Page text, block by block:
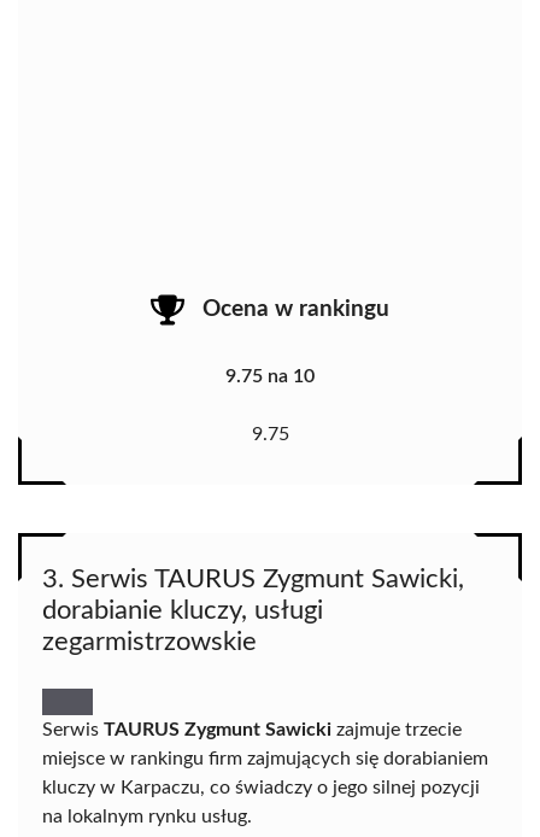
Ocena w rankingu
9.75 na 10
9.75
3. Serwis TAURUS Zygmunt Sawicki,
dorabianie kluczy, usługi
zegarmistrzowskie
Serwis TAURUS Zygmunt Sawicki zajmuje trzecie
miejsce w rankingu firm zajmujących się dorabianiem
kluczy w Karpaczu, co świadczy o jego silnej pozycji
na lokalnym rynku usług.